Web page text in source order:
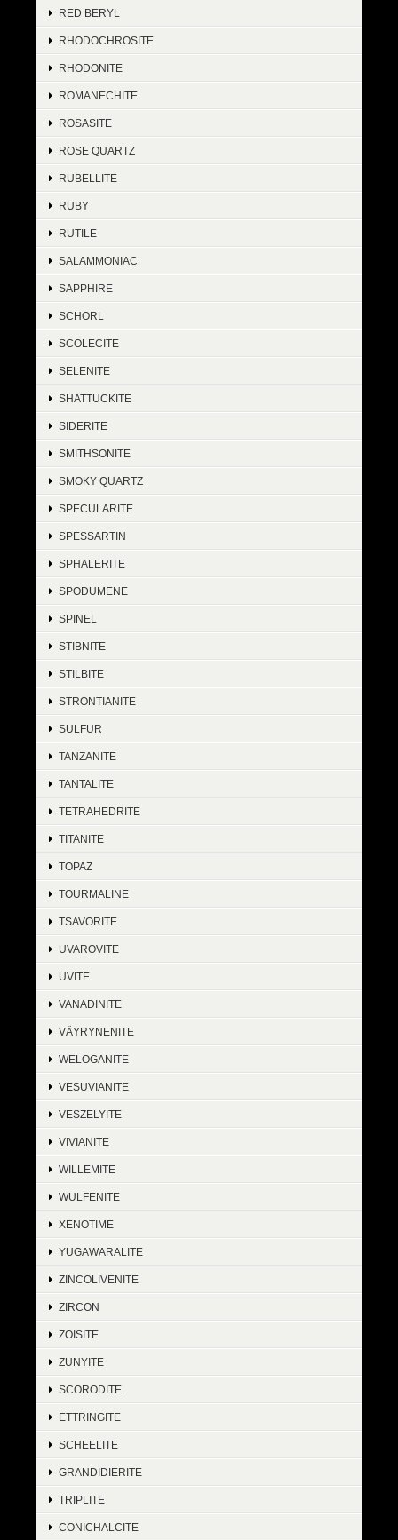
RED BERYL
RHODOCHROSITE
RHODONITE
ROMANECHITE
ROSASITE
ROSE QUARTZ
RUBELLITE
RUBY
RUTILE
SALAMMONIAC
SAPPHIRE
SCHORL
SCOLECITE
SELENITE
SHATTUCKITE
SIDERITE
SMITHSONITE
SMOKY QUARTZ
SPECULARITE
SPESSARTIN
SPHALERITE
SPODUMENE
SPINEL
STIBNITE
STILBITE
STRONTIANITE
SULFUR
TANZANITE
TANTALITE
TETRAHEDRITE
TITANITE
TOPAZ
TOURMALINE
TSAVORITE
UVAROVITE
UVITE
VANADINITE
VÄYRYNENITE
WELOGANITE
VESUVIANITE
VESZELYITE
VIVIANITE
WILLEMITE
WULFENITE
XENOTIME
YUGAWARALITE
ZINCOLIVENITE
ZIRCON
ZOISITE
ZUNYITE
SCORODITE
ETTRINGITE
SCHEELITE
GRANDIDIERITE
TRIPLITE
CONICHALCITE